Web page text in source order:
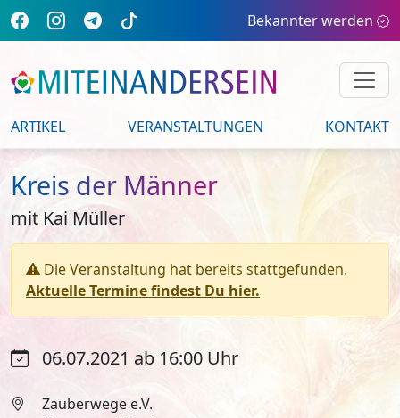
Bekannter werden
ARTIKEL VERANSTALTUNGEN KONTAKT
Kreis der Männer
mit Kai Müller
Die Veranstaltung hat bereits stattgefunden.
Aktuelle Termine findest Du hier.
06.07.2021 ab 16:00 Uhr
Zauberwege e.V.